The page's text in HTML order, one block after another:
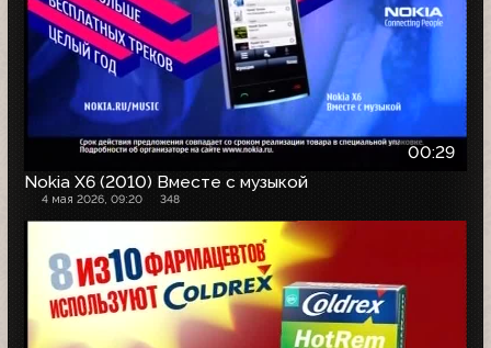
00:29
Nokia X6 (2010) Вместе с музыкой
4 мая 2026, 09:20 348